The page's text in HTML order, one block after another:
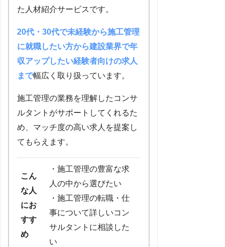
た人材紹介サービスです。
20代・30代で未経験から施工管理
に就職したい方から建設業界で年
収アップしたい経験者向けの求人
まで幅広く取り扱っています。
施工管理の業務を理解したコンサ
ルタントがサポートしてくれるた
め、マッチ度の高い求人を提案し
てもらえます。
こん
な人
にお
すす
め
・施工管理の豊富な求
人の中から選びたい
・施工管理の転職・仕
事について詳しいコン
サルタントに相談した
い